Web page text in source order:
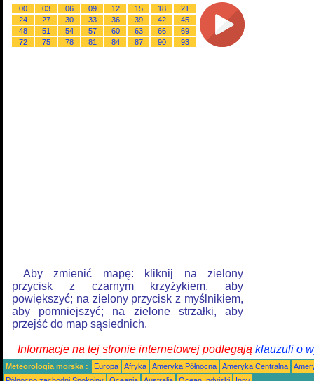
00 03 06 09 12 15 18
21
24
27 30 33 36 39 42
45
48
51 54 57 60 63 66
69
72
75 78 81 84 87 90 93
Aby zmienić mapę: kliknij na zielony
przycisk z czarnym krzyżykiem, aby
powiększyć; na zielony przycisk z myślnikiem,
aby pomniejszyć; na zielone strzałki, aby
przejść do map sąsiednich.
Informacje na tej stronie internetowej podlegają klauzuli o
Meteorologia morska : Europa Afryka Ameryka Północna Ameryka Centralna